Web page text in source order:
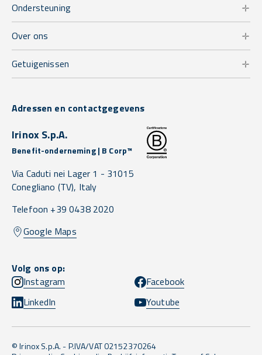
Ondersteuning
Over ons
Getuigenissen
Adressen en contactgegevens
Irinox S.p.A.
Benefit-onderneming | B Corp™
Via Caduti nei Lager 1 - 31015
Conegliano (TV), Italy
Telefoon +39 0438 2020
Google Maps
Volg ons op:
Instagram
Facebook
LinkedIn
Youtube
© Irinox S.p.A. - P.IVA/VAT 02152370264